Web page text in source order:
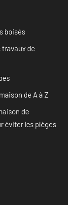
boisés
travaux de
de A à Z
de
éviter les pièges